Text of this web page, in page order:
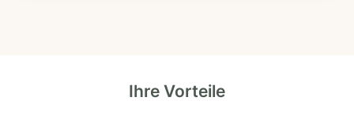
Ihre Vorteile